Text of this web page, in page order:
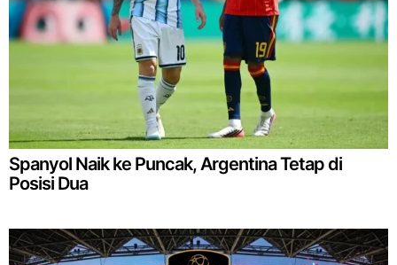
Spanyol Naik ke Puncak, Argentina Tetap di
Posisi Dua